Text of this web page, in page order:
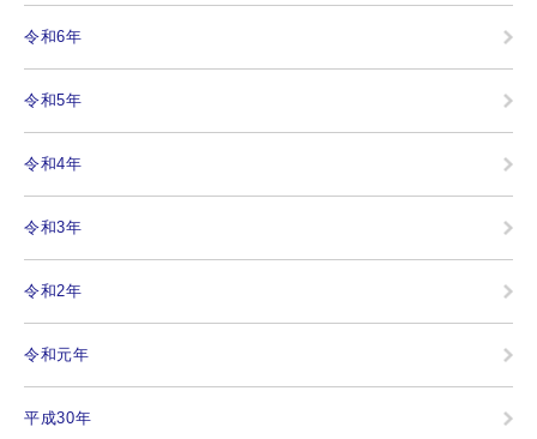
令和6年
令和5年
令和4年
令和3年
令和2年
令和元年
平成30年